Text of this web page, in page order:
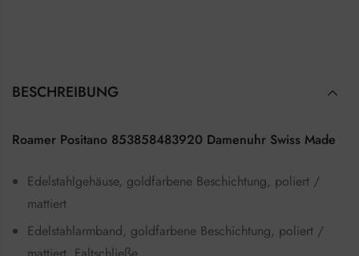
BESCHREIBUNG
Roamer Positano 853858483920 Damenuhr Swiss Made
Edelstahlgehäuse, goldfarbene Beschichtung, poliert /
mattiert
Edelstahlarmband, goldfarbene Beschichtung, poliert /